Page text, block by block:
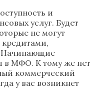
и
услуг. Будет
не могут
кредитами,
Начинающие
в МФО. К тому же нет
коммерческий
у вас возникнет